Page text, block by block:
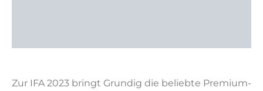
Zur IFA 2023 bringt Grundig die beliebte Premium-